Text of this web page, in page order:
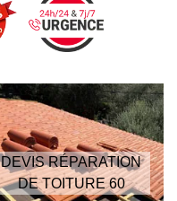
DEVIS RÉPARATION
DE TOITURE 60